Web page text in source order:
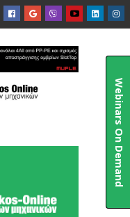

Webinars On Demand